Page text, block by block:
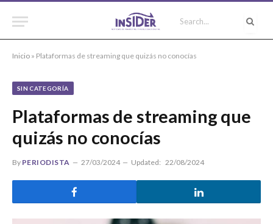
Inicio » Plataformas de streaming que quizás no conocías
SIN CATEGORÍA
Plataformas de streaming que
quizás no conocías
By PERIODISTA 27/03/2024 Updated: 22/08/2024